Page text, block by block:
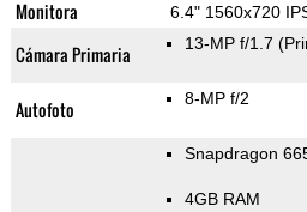
Monitora 6.4" 1560x720
Cámara Primaria 13-MP f/1.7
Autofoto 8-MP f/2
Snapdragon
4GB RAM